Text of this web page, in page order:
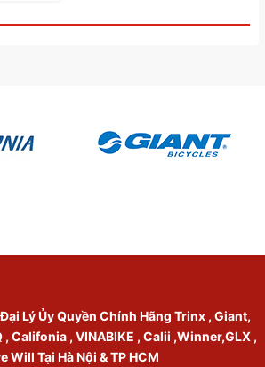
Đại Lý Ủy Quyền Chính Hãng Trinx , Giant,
, Califonia , VINABIKE , Calii ,Winner,GLX ,
Will Tại Hà Nội & TP HCM